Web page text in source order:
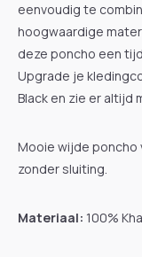
eenvoudig te
hoogwaardige
deze poncho een
Upgrade je
Black en zie er altijd
Mooie wijde poncho
zonder sluiting.
Materiaal: 100%